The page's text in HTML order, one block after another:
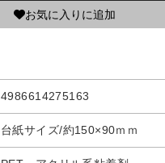
お気に入りに追加
4986614275163
台紙サイズ/約150×90ｍｍ